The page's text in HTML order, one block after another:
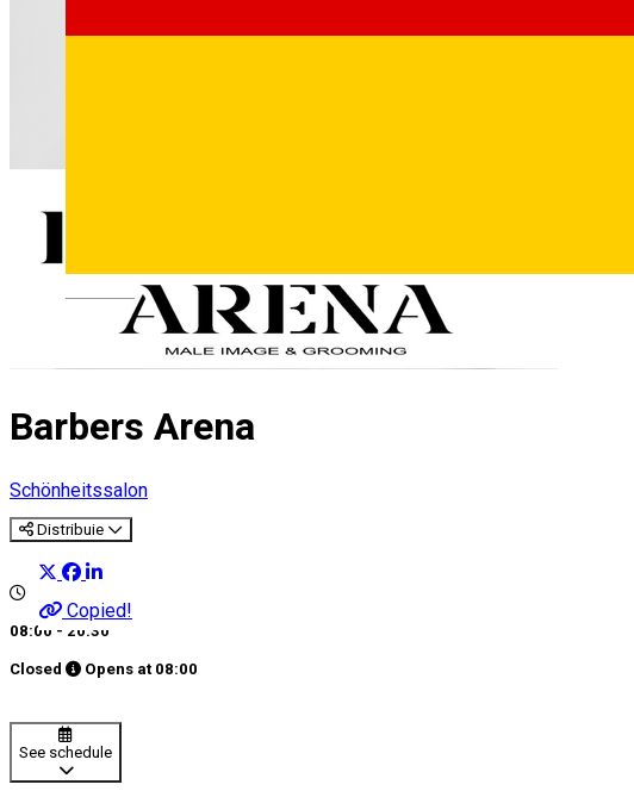
Barbers Arena
Schönheitssalon
Distribuie
Copied!
08:00 - 20:30
Closed Opens at 08:00
See schedule